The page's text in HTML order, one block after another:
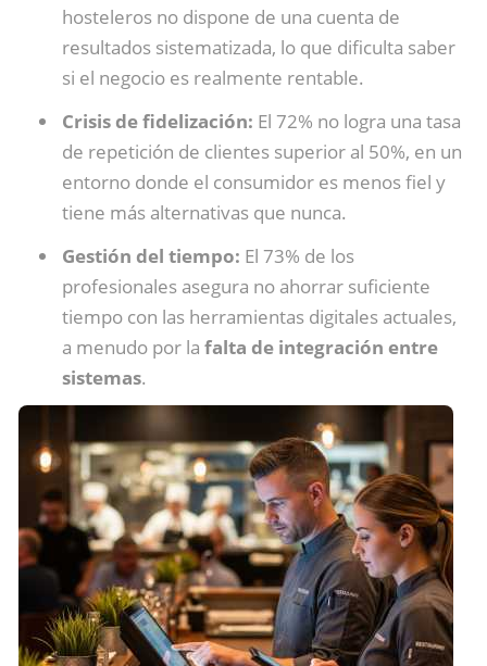
hosteleros no dispone de una cuenta de
resultados sistematizada, lo que dificulta saber
si el negocio es realmente rentable.
Crisis de fidelización: El 72% no logra una tasa
de repetición de clientes superior al 50%, en un
entorno donde el consumidor es menos fiel y
tiene más alternativas que nunca.
Gestión del tiempo: El 73% de los
profesionales asegura no ahorrar suficiente
tiempo con las herramientas digitales actuales,
a menudo por la falta de integración entre
sistemas.